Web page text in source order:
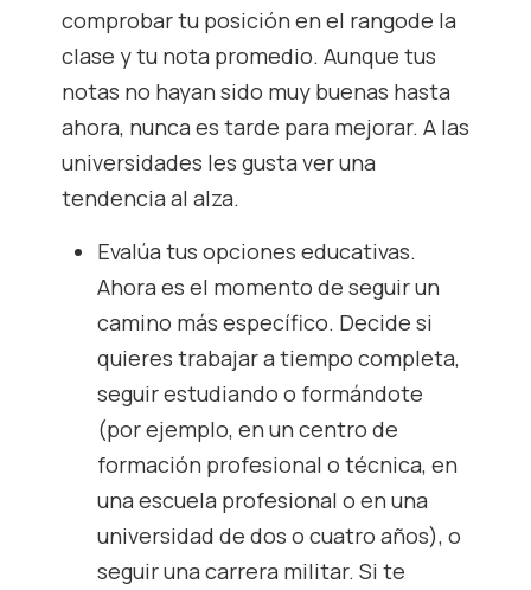
comprobar tu posición en el rangode la
clase y tu nota promedio. Aunque tus
notas no hayan sido muy buenas hasta
ahora, nunca es tarde para mejorar. A las
universidades les gusta ver una
tendencia al alza.
Evalúa tus opciones educativas.
Ahora es el momento de seguir un
camino más específico. Decide si
quieres trabajar a tiempo completa,
seguir estudiando o formándote
(por ejemplo, en un centro de
formación profesional o técnica, en
una escuela profesional o en una
universidad de dos o cuatro años), o
seguir una carrera militar. Si te